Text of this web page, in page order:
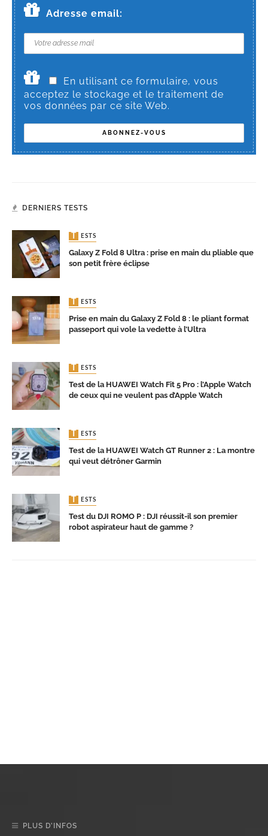
Adresse email:
En utilisant ce formulaire, vous
acceptez le stockage et le traitement de
vos données par ce site Web.
DERNIERS TESTS
TESTS
Galaxy Z Fold 8 Ultra : prise en main du pliable que
son petit frère éclipse
TESTS
Prise en main du Galaxy Z Fold 8 : le pliant format
passeport qui vole la vedette à l’Ultra
TESTS
Test de la HUAWEI Watch Fit 5 Pro : l’Apple Watch
de ceux qui ne veulent pas d’Apple Watch
TESTS
Test de la HUAWEI Watch GT Runner 2 : La montre
qui veut détrôner Garmin
TESTS
Test du DJI ROMO P : DJI réussit-il son premier
robot aspirateur haut de gamme ?
PLUS D’INFOS